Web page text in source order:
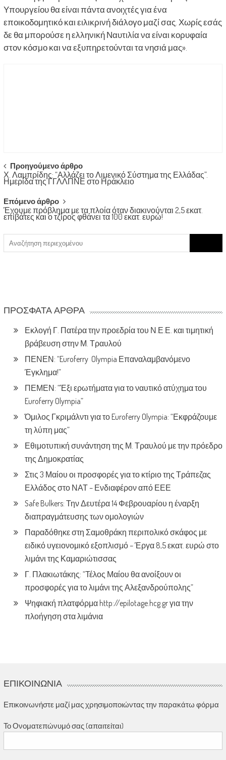
Υπουργείου θα είναι πάντα ανοιχτές για ένα
εποικοδομητικό και ειλικρινή διάλογο μαζί σας. Χωρίς εσάς
δε θα μπορούσε η ελληνική Ναυτιλία να είναι κορυφαία
στον κόσμο και να εξυπηρετούνται τα νησιά μας».
Post
navigation
Προηγούμενο άρθρο
Χ. Λαμπρίδης: “Αλλάζει το Λιμενικό Σύστημα της Ελλάδας”.
Ημερίδα της ΓΓΛΛΠΝΕ στο Ηράκλειο
Επόμενο άρθρο
Έχουμε πρόβλημα με τα πλοία όταν διακινούνται 2,5 εκατ.
επιβάτες και ο τζίρος φθάνει τα 100 εκατ. ευρώ!
for:
ΠΡΌΣΦΑΤΑ ΆΡΘΡΑ
Εκλογή Γ. Πατέρα την προεδρία του Ν.Ε.Ε. και τιμητική
βράβευση στην Μ. Τραυλού
ΠΕΝΕΝ: “Euroferry Olympia Επαναλαμβανόμενο
Έγκλημα!”
ΠΕΜΕΝ: “Έξι ερωτήματα για το ναυτικό ατύχημα του
Euroferry Olympia”
Όμιλος Γκριμάλντι για το Euroferry Olympia: “Εκφράζουμε
τη λύπη μας”
Εθιμοτυπική συνάντηση της Μ. Τραυλού με την πρόεδρο
της Δημοκρατίας
Στις 3 Μαίου οι προσφορές για το κτίριο της Τράπεζας
Ελλάδος στο ΝΑΤ – Ενδιαφέρον από ΕΕΕ
Safe Bulkers: Την Δευτέρα 14 Φεβρουαρίου η έναρξη
διαπραγμάτευσης των ομολογιών
Παραδόθηκε στη Σαμοθράκη περιπολικό σκάφος με
ειδικό υγειονομικό εξοπλισμό – Έργα 8,5 εκατ. ευρώ στο
λιμάνι της Καμαριώτισσας
Γ. Πλακιωτάκης: “Τέλος Μαίου θα ανοίξουν οι
προσφορές για το λιμάνι της Αλεξανδρούπολης”
Ψηφιακή πλατφόρμα http://epilotage.hcg.gr για την
πλοήγηση στα λιμάνια
ΕΠΙΚΟΙΝΩΝΊΑ
Επικοινωνήστε μαζί μας χρησιμοποιώντας την παρακάτω φόρμα
Το Ονοματεπώνυμό σας (απαιτείται)